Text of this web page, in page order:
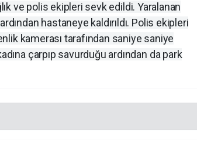
ve polis ekipleri sevk edildi. Yaralanan
hastaneye kaldırıldı. Polis ekipleri
kamerası tarafından saniye saniye
çarpıp savurduğu ardından da park